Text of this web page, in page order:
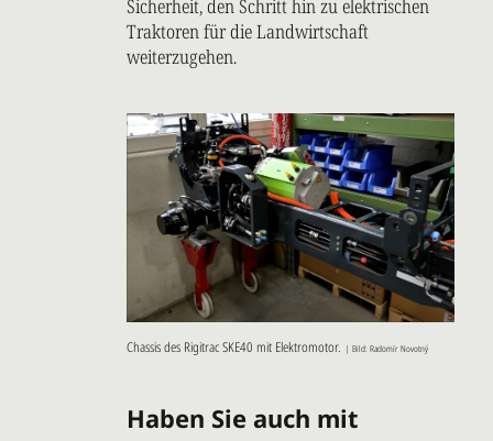
Sicherheit, den Schritt hin zu elektrischen
Traktoren für die Landwirtschaft
weiterzugehen.
Chassis des Rigitrac SKE40 mit Elektromotor. | Bild: Radomír Novotný
Haben Sie auch mit